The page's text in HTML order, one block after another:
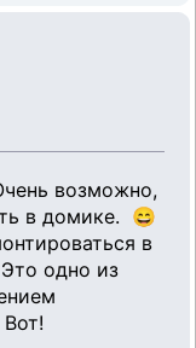
возможно,
в домике. 😄
в
одно из